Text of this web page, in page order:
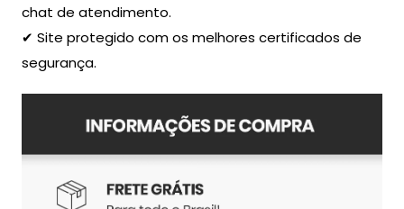
chat de atendimento.
✔ Site protegido com os melhores certificados de
segurança.